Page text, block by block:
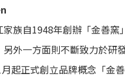
族自1948年創辦「金善
外一方面則不斷致力於研
起正式創立品牌概念「金